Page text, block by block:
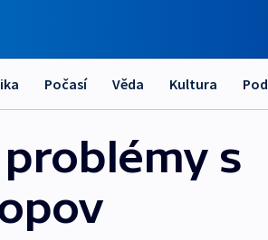
Počasí Věda Kultura
s